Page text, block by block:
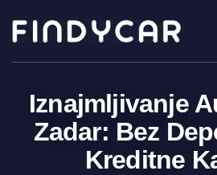
content
Iznajmljivanje
Zadar: Bez
Kreditne